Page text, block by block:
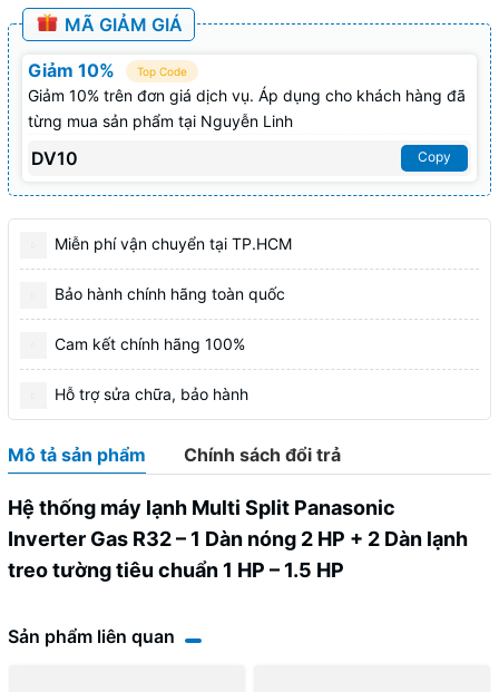
MÃ GIẢM GIÁ
Giảm 10% Top Code
Giảm 10% trên đơn giá dịch vụ. Áp dụng cho khách hàng đã
từng mua sản phẩm tại Nguyễn Linh
DV10 Copy
Miễn phí vận chuyển tại TP.HCM
Bảo hành chính hãng toàn quốc
Cam kết chính hãng 100%
Hỗ trợ sửa chữa, bảo hành
Mô tả sản phẩm Chính sách đổi trả
Hệ thống máy lạnh Multi Split Panasonic
Inverter Gas R32 – 1 Dàn nóng 2 HP + 2 Dàn lạnh
treo tường tiêu chuẩn 1 HP – 1.5 HP
Sản phẩm liên quan